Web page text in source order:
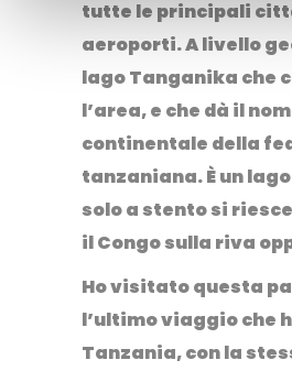
tutte le principali
aeroporti. A livello
lago Tanganika che
l’area, e che dà il
continentale della
tanzaniana. È un
solo a stento si
il Congo sulla riva
Ho visitato questa
l’ultimo viaggio che
Tanzania, con la